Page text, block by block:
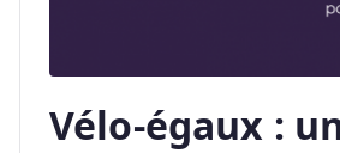
Vélo-égaux :